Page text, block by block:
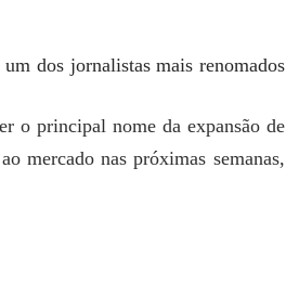
dos jornalistas mais renomados
o principal nome da expansão de
mercado nas próximas semanas,